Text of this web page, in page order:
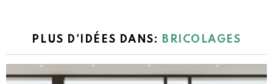
PLUS D'IDÉES DANS: BRICOLAGES